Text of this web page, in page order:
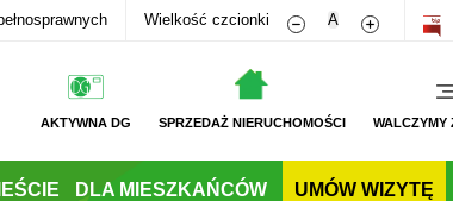
Wielkość czcionki Zmniejsz rozmiar
A Zwiększ
AKTYWNA DG SPRZEDAŻ NIERUCHOMOŚCI WALCZYMY
DLA MIESZKAŃCÓW UMÓW WIZYTĘ